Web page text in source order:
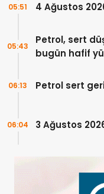
4 Ağustos
05:51
Petrol, sert
bugün hafif
05:43
Petrol sert
06:13
3 Ağustos
06:04